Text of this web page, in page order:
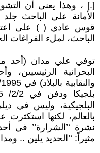
[.] ، وهذا يعنى أن
الأمانة على الباحث
قوس عادي ( ) على
الباحث، لملء
توفي علي مدان (أحد
البحرانية
البلجيكية، وليس في
بالعالم، لكنها استكثرت
نشرة ‘’الشرارة’’ في
مثيراً: ‘’الحديد يلين ..